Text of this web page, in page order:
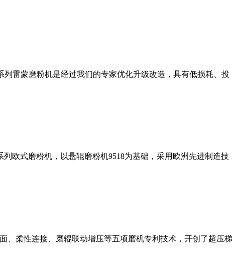
雷蒙磨粉机是经过我们的专家优化升级改造，具有低损耗、投
欧式磨粉机，以悬辊磨粉机9518为基础，采用欧洲先进制造技
、柔性连接、磨辊联动增压等五项磨机专利技术，开创了超压梯